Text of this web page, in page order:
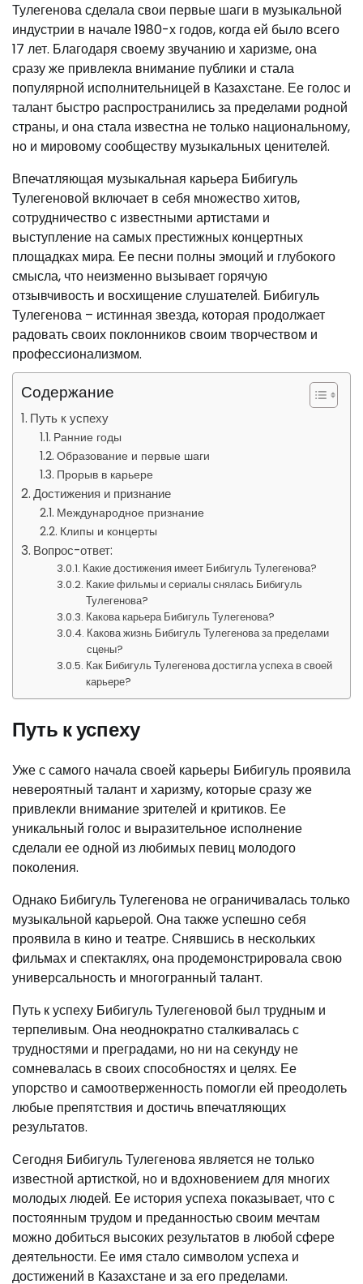
Тулегенова сделала свои первые шаги в музыкальной
индустрии в начале 1980-х годов, когда ей было всего
17 лет. Благодаря своему звучанию и харизме, она
сразу же привлекла внимание публики и стала
популярной исполнительницей в Казахстане. Ее голос и
талант быстро распространились за пределами родной
страны, и она стала известна не только национальному,
но и мировому сообществу музыкальных ценителей.
Впечатляющая музыкальная карьера Бибигуль
Тулегеновой включает в себя множество хитов,
сотрудничество с известными артистами и
выступление на самых престижных концертных
площадках мира. Ее песни полны эмоций и глубокого
смысла, что неизменно вызывает горячую
отзывчивость и восхищение слушателей. Бибигуль
Тулегенова – истинная звезда, которая продолжает
радовать своих поклонников своим творчеством и
профессионализмом.
Содержание
Путь к успеху
Ранние годы
Образование и первые шаги
Прорыв в карьере
Достижения и признание
Международное признание
Клипы и концерты
Вопрос-ответ:
Какие достижения имеет Бибигуль Тулегенова?
Какие фильмы и сериалы снялась Бибигуль
Тулегенова?
Какова карьера Бибигуль Тулегенова?
Какова жизнь Бибигуль Тулегенова за пределами
сцены?
Как Бибигуль Тулегенова достигла успеха в своей
карьере?
Путь к успеху
Уже с самого начала своей карьеры Бибигуль проявила
невероятный талант и харизму, которые сразу же
привлекли внимание зрителей и критиков. Ее
уникальный голос и выразительное исполнение
сделали ее одной из любимых певиц молодого
поколения.
Однако Бибигуль Тулегенова не ограничивалась только
музыкальной карьерой. Она также успешно себя
проявила в кино и театре. Снявшись в нескольких
фильмах и спектаклях, она продемонстрировала свою
универсальность и многогранный талант.
Путь к успеху Бибигуль Тулегеновой был трудным и
терпеливым. Она неоднократно сталкивалась с
трудностями и преградами, но ни на секунду не
сомневалась в своих способностях и целях. Ее
упорство и самоотверженность помогли ей преодолеть
любые препятствия и достичь впечатляющих
результатов.
Сегодня Бибигуль Тулегенова является не только
известной артисткой, но и вдохновением для многих
молодых людей. Ее история успеха показывает, что с
постоянным трудом и преданностью своим мечтам
можно добиться высоких результатов в любой сфере
деятельности. Ее имя стало символом успеха и
достижений в Казахстане и за его пределами.